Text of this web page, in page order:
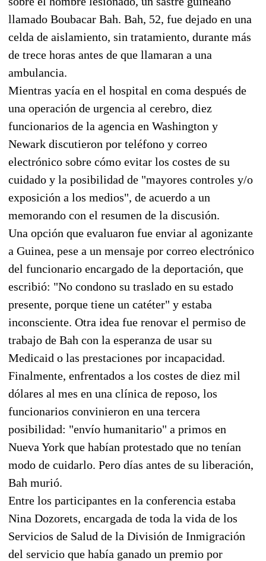
llamado Boubacar Bah. Bah, 52, fue dejado en una
celda de aislamiento, sin tratamiento, durante más
de trece horas antes de que llamaran a una
ambulancia.
Mientras yacía en el hospital en coma después de
una operación de urgencia al cerebro, diez
funcionarios de la agencia en Washington y
Newark discutieron por teléfono y correo
electrónico sobre cómo evitar los costes de su
cuidado y la posibilidad de "mayores controles y/o
exposición a los medios", de acuerdo a un
memorando con el resumen de la discusión.
Una opción que evaluaron fue enviar al agonizante
a Guinea, pese a un mensaje por correo electrónico
del funcionario encargado de la deportación, que
escribió: "No condono su traslado en su estado
presente, porque tiene un catéter" y estaba
inconsciente. Otra idea fue renovar el permiso de
trabajo de Bah con la esperanza de usar su
Medicaid o las prestaciones por incapacidad.
Finalmente, enfrentados a los costes de diez mil
dólares al mes en una clínica de reposo, los
funcionarios convinieron en una tercera
posibilidad: "envío humanitario" a primos en
Nueva York que habían protestado que no tenían
modo de cuidarlo. Pero días antes de su liberación,
Bah murió.
Entre los participantes en la conferencia estaba
Nina Dozorets, encargada de toda la vida de los
Servicios de Salud de la División de Inmigración
del servicio que había ganado un premio por